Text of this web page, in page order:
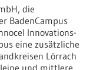
die
BadenCampus
Innovations-
eine zusätzliche
Lörrach
und mittlere